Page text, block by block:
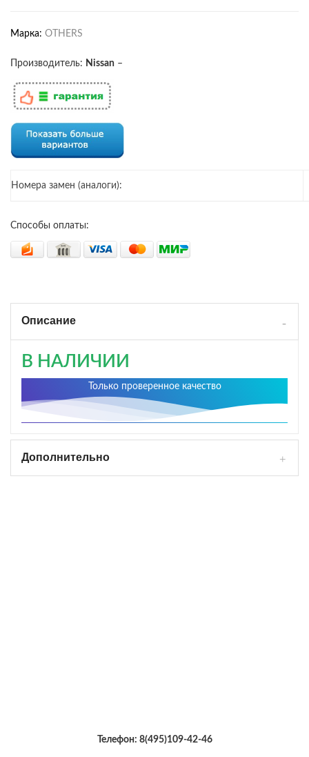
Марка: OTHERS
Производитель: Nissan –
Номера замен (аналоги):
Способы оплаты:
Описание
В НАЛИЧИИ
Только проверенное качество
Дополнительно
Телефон: 8(495)109-42-46